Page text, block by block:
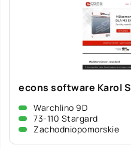
econs software Karol
Warchlino 9D
73-110 Stargard
Zachodniopomorskie